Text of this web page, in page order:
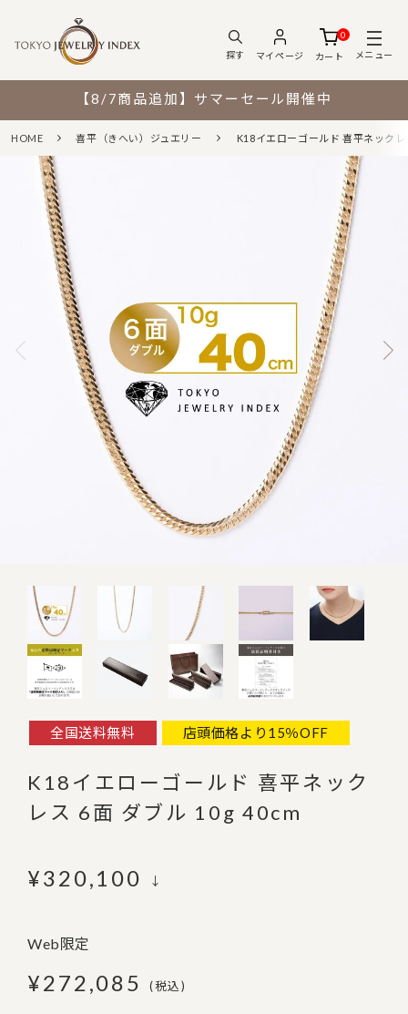
探す マイページ
0
カート
メニュー
【8/7商品追加】サマーセール開催中
HOME 喜平（きへい）ジュエリー K18イエローゴールド 喜平ネック
全国送料無料 店頭価格より15％OFF
K18イエローゴールド 喜平ネック
レス 6面 ダブル 10g 40cm
¥320,100 ↓
Web限定
¥272,085 税込